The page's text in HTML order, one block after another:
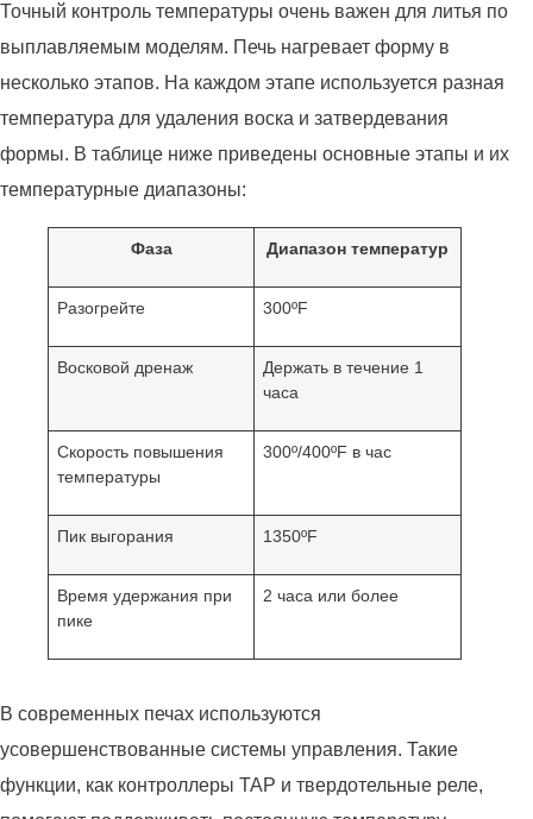
Точный контроль температуры очень важен для литья по
выплавляемым моделям. Печь нагревает форму в
несколько этапов. На каждом этапе используется разная
температура для удаления воска и затвердевания
формы. В таблице ниже приведены основные этапы и их
температурные диапазоны:
Фаза Диапазон температур
Разогрейте 300ºF
Восковой дренаж
Держать в течение 1
часа
Скорость повышения
температуры
300º/400ºF в час
Пик выгорания 1350ºF
Время удержания при
пике
2 часа или более
В современных печах используются
усовершенствованные системы управления. Такие
функции, как контроллеры TAP и твердотельные реле,